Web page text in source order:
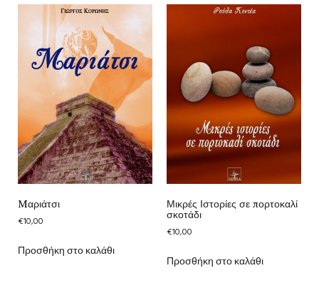
Mαριάτσι
€10,00
Προσθήκη στο καλάθι
Μικρές Ιστορίες σε πορτοκαλί
σκοτάδι
€10,00
Προσθήκη στο καλάθι